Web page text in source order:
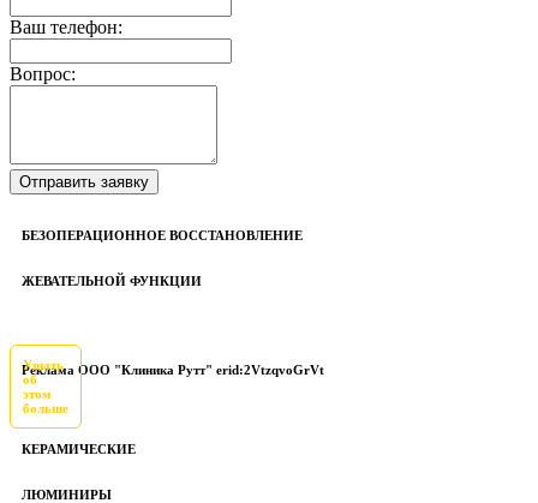
Ваш телефон:
Вопрос:
БЕЗОПЕРАЦИОННОЕ ВОССТАНОВЛЕНИЕ
ЖЕВАТЕЛЬНОЙ ФУНКЦИИ
Реклама ООО "Клиника Рутт" erid:2VtzqvoGrVt
Узнать
об
этом
больше
КЕРАМИЧЕСКИЕ
ЛЮМИНИРЫ